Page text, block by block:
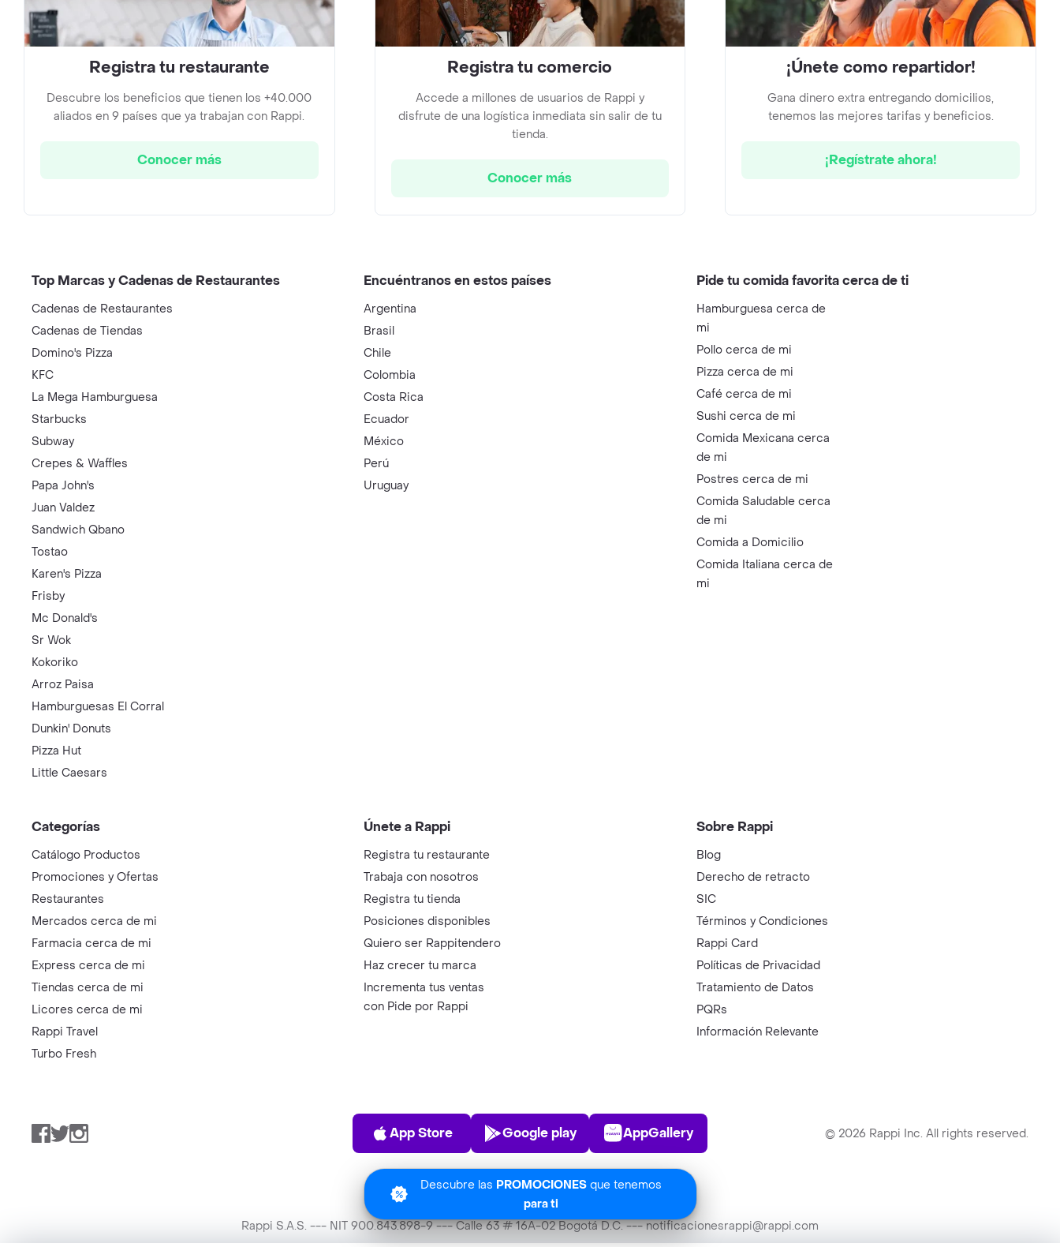
Descubre las PROMOCIONES que tenemos
para ti
Registra tu restaurante
Descubre los beneficios que tienen los +40.000
aliados en 9 países que ya trabajan con Rappi.
Conocer más
Registra tu comercio
Accede a millones de usuarios de Rappi y
disfrute de una logística inmediata sin salir de tu
tienda.
Conocer más
¡Únete como repartidor!
Gana dinero extra entregando domicilios,
tenemos las mejores tarifas y beneficios.
¡Regístrate ahora!
Top Marcas y Cadenas de Restaurantes
Cadenas de Restaurantes
Cadenas de Tiendas
Domino's Pizza
KFC
La Mega Hamburguesa
Starbucks
Subway
Crepes & Waffles
Papa John's
Juan Valdez
Sandwich Qbano
Tostao
Karen's Pizza
Frisby
Mc Donald's
Sr Wok
Kokoriko
Arroz Paisa
Hamburguesas El Corral
Dunkin' Donuts
Pizza Hut
Little Caesars
Encuéntranos en estos países
Argentina
Brasil
Chile
Colombia
Costa Rica
Ecuador
México
Perú
Uruguay
Pide tu comida favorita cerca de ti
Hamburguesa cerca de
mi
Pollo cerca de mi
Pizza cerca de mi
Café cerca de mi
Sushi cerca de mi
Comida Mexicana cerca
de mi
Postres cerca de mi
Comida Saludable cerca
de mi
Comida a Domicilio
Comida Italiana cerca de
mi
Categorías
Catálogo Productos
Promociones y Ofertas
Restaurantes
Mercados cerca de mi
Farmacia cerca de mi
Express cerca de mi
Tiendas cerca de mi
Licores cerca de mi
Rappi Travel
Turbo Fresh
Únete a Rappi
Registra tu restaurante
Trabaja con nosotros
Registra tu tienda
Posiciones disponibles
Quiero ser Rappitendero
Haz crecer tu marca
Incrementa tus ventas
con Pide por Rappi
Sobre Rappi
Blog
Derecho de retracto
SIC
Términos y Condiciones
Rappi Card
Políticas de Privacidad
Tratamiento de Datos
PQRs
Información Relevante
Facebook
TwitterInstagram
App Store
App Store
Play Store
Google play
AppGallery
AppGallery © 2026 Rappi Inc. All rights reserved.
Rappi S.A.S. --- NIT 900.843.898-9 --- Calle 63 # 16A-02 Bogotá D.C. --- notificacionesrappi@rappi.com